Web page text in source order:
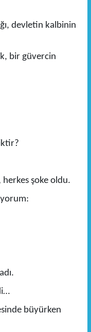
devletin kalbinin
bir güvercin
herkes şoke oldu.
büyürken